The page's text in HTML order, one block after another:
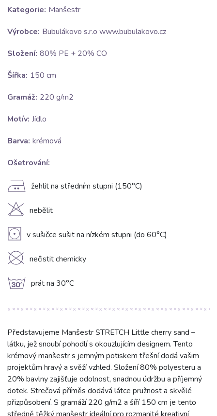
Kategorie: Manšestr
Výrobce: Bubulákovo s.r.o www.bubulakovo.cz
Složení: 80% PE + 20% CO
Šířka: 150 cm
Gramáž: 220 g/m2
Motív: Jídlo
Barva: krémová
Ošetrování:
E žehlit na středním stupni (150°C)
H nebělit
V v sušičce sušit na nízkém stupni (do 60°C)
K nečistit chemicky
g prát na 30°C
Představujeme Manšestr STRETCH Little cherry sand –
látku, jež snoubí pohodlí s okouzlujícím designem. Tento
krémový manšestr s jemným potiskem třešní dodá vašim
projektům hravý a svěží vzhled. Složení 80% polyesteru a
20% bavlny zajišťuje odolnost, snadnou údržbu a příjemný
dotek. Strečová příměs dodává látce pružnost a skvělé
přizpůsobení. S gramáží 220 g/m2 a šíří 150 cm je tento